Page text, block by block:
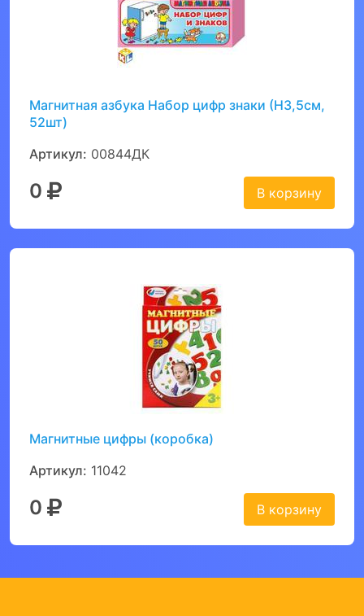
Магнитная азбука Набор цифр знаки (Н3,5см,
52шт)
Артикул: 00844ДК
0 В корзину
Магнитные цифры (коробка)
Артикул: 11042
0 В корзину